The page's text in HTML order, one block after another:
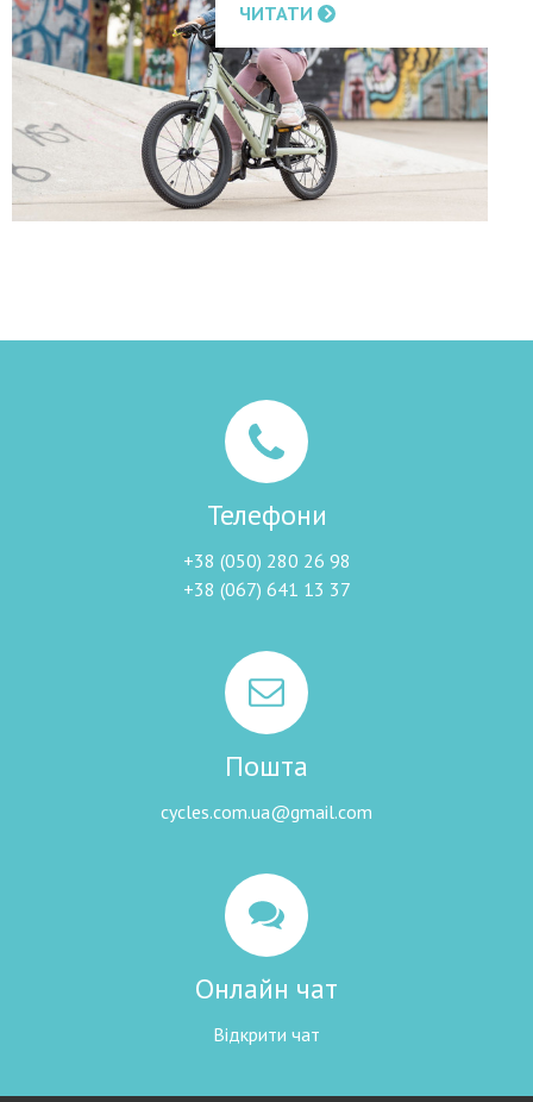
ЧИТАТИ
Телефони
+38 (050) 280 26 98
+38 (067) 641 13 37
Пошта
cycles.com.ua@gmail.com
Онлайн чат
Відкрити чат